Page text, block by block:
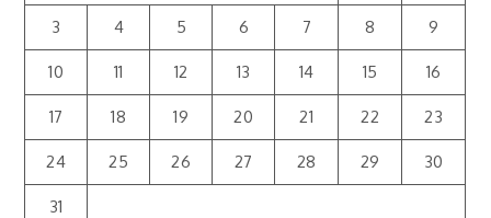
3 4 5 6 7 8 9
10 11 12 13 14 15 16
17 18 19 20 21 22 23
24 25 26 27 28 29 30
31